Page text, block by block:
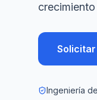
Ingeniería